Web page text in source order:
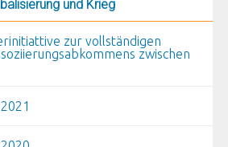
und Krieg
zur vollständigen
zwischen